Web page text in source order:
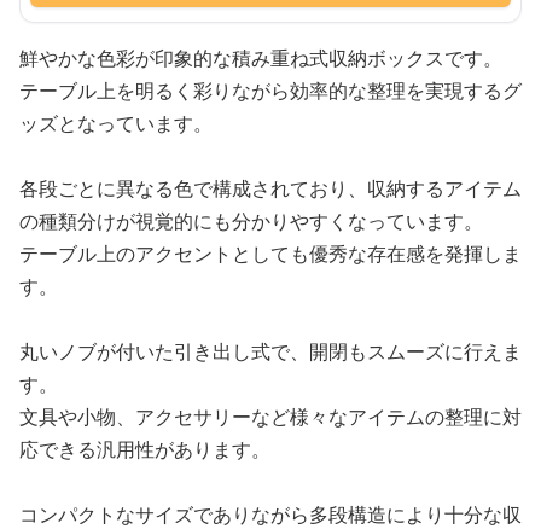
鮮やかな色彩が印象的な積み重ね式収納ボックスです。
テーブル上を明るく彩りながら効率的な整理を実現するグ
ッズとなっています。
各段ごとに異なる色で構成されており、収納するアイテム
の種類分けが視覚的にも分かりやすくなっています。
テーブル上のアクセントとしても優秀な存在感を発揮しま
す。
丸いノブが付いた引き出し式で、開閉もスムーズに行えま
す。
文具や小物、アクセサリーなど様々なアイテムの整理に対
応できる汎用性があります。
コンパクトなサイズでありながら多段構造により十分な収